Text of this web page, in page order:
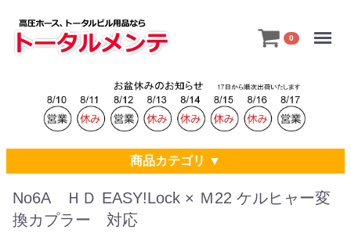
0
商品カテゴリ ▼
No6A ＨＤ EASY!Lock × Ｍ22 ケルヒャー変
換カプラー 対応